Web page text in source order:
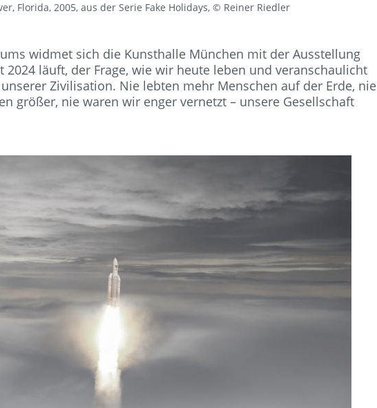
Florida, 2005, aus der Serie Fake Holidays, © Reiner Riedler
widmet sich die Kunsthalle München mit der Ausstellung
2024 läuft, der Frage, wie wir heute leben und veranschaulicht
Zivilisation. Nie lebten mehr Menschen auf der Erde, nie
größer, nie waren wir enger vernetzt – unsere Gesellschaft